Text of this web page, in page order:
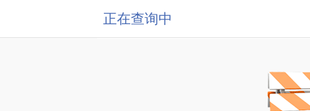
正在查询中